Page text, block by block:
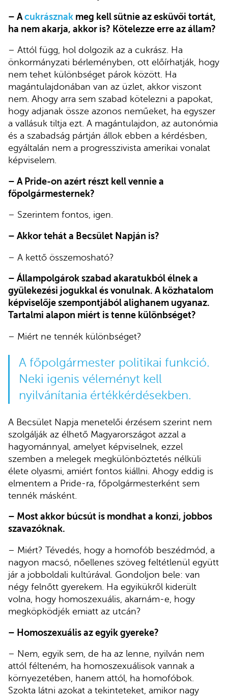
– A cukrásznak meg kell sütnie az esküvői tortát,
ha nem akarja, akkor is? Kötelezze erre az állam?
– Attól függ, hol dolgozik az a cukrász. Ha
önkormányzati bérleményben, ott előírhatják, hogy
nem tehet különbséget párok között. Ha
magántulajdonában van az üzlet, akkor viszont
nem. Ahogy arra sem szabad kötelezni a papokat,
hogy adjanak össze azonos neműeket, ha egyszer
a vallásuk tiltja ezt. A magántulajdon, az autonómia
és a szabadság pártján állok ebben a kérdésben,
egyáltalán nem a progresszivista amerikai vonalat
képviselem.
– A Pride-on azért részt kell vennie a
főpolgármesternek?
– Szerintem fontos, igen.
– Akkor tehát a Becsület Napján is?
– A kettő összemosható?
– Állampolgárok szabad akaratukból élnek a
gyülekezési jogukkal és vonulnak. A közhatalom
képviselője szempontjából alighanem ugyanaz.
Tartalmi alapon miért is tenne különbséget?
– Miért ne tennék különbséget?
A főpolgármester politikai funkció.
Neki igenis véleményt kell
nyilvánítania értékkérdésekben.
A Becsület Napja menetelői érzésem szerint nem
szolgálják az élhető Magyarországot azzal a
hagyománnyal, amelyet képviselnek, ezzel
szemben a melegek megkülönböztetés nélküli
élete olyasmi, amiért fontos kiállni. Ahogy eddig is
elmentem a Pride-ra, főpolgármesterként sem
tennék másként.
– Most akkor búcsút is mondhat a konzi, jobbos
szavazóknak.
– Miért? Tévedés, hogy a homofób beszédmód, a
nagyon macsó, nőellenes szöveg feltétlenül együtt
jár a jobboldali kultúrával. Gondoljon bele: van
négy felnőtt gyerekem. Ha egyikükről kiderült
volna, hogy homoszexuális, akarnám-e, hogy
megköpködjék emiatt az utcán?
– Homoszexuális az egyik gyereke?
– Nem, egyik sem, de ha az lenne, nyilván nem
attól félteném, ha homoszexuálisok vannak a
környezetében, hanem attól, ha homofóbok.
Szokta látni azokat a tekinteteket, amikor nagy